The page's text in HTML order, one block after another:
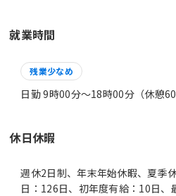
就業時間
残業少なめ
日勤 9時00分〜18時00分（休憩60
休日休暇
週休2日制、年末年始休暇、夏季
日：126日、初年度有給：10日、